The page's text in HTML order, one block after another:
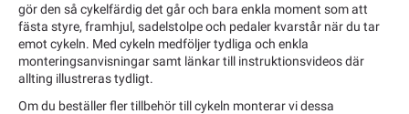
gör den så cykelfärdig det går och bara enkla moment som att
fästa styre, framhjul, sadelstolpe och pedaler kvarstår när du tar
emot cykeln. Med cykeln medföljer tydliga och enkla
monteringsanvisningar samt länkar till instruktionsvideos där
allting illustreras tydligt.
Om du beställer fler tillbehör till cykeln monterar vi dessa